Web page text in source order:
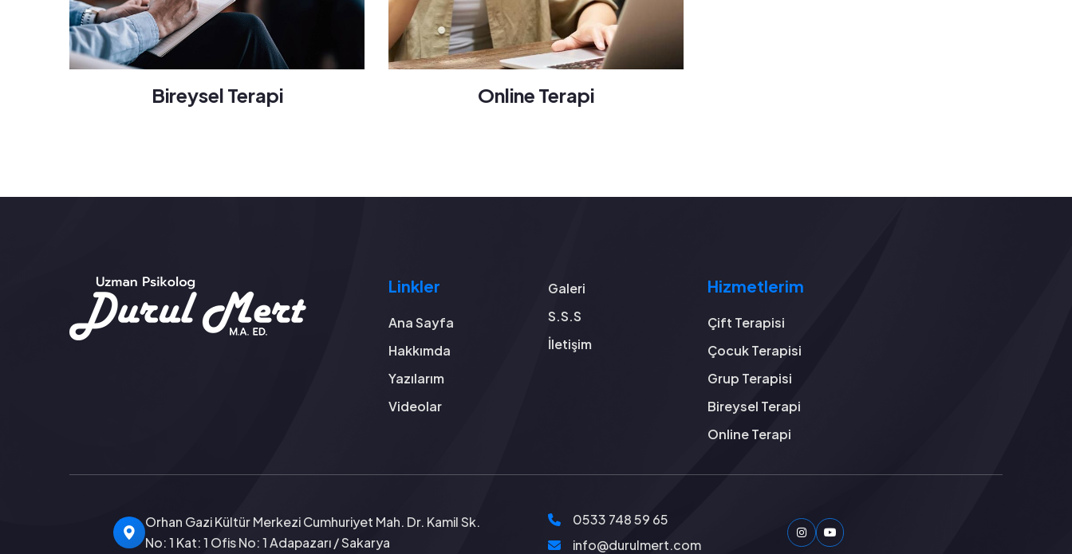
Bireysel Terapi Online Terapi
Linkler
Ana Sayfa
Hakkımda
Yazılarım
Videolar
Galeri
S.S.S
İletişim
Hizmetlerim
Çift Terapisi
Çocuk Terapisi
Grup Terapisi
Bireysel Terapi
Online Terapi
Orhan Gazi Kültür Merkezi Cumhuriyet Mah. Dr. Kamil Sk.
No: 1 Kat: 1 Ofis No: 1 Adapazarı / Sakarya
0533 748 59 65
info@durulmert.com